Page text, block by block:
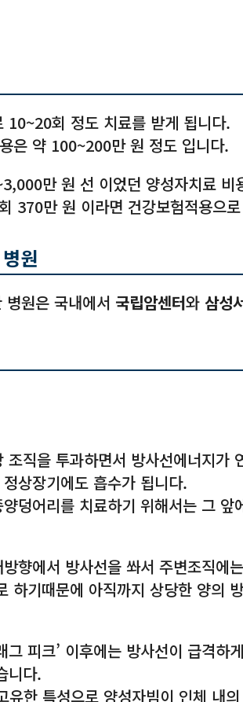
10~20회 정도 치료를 받게 됩니다.
은 약 100~200만 원 정도 입니다.
만 원 선 이었던 양성자치료
370만 원 이라면 건강보험적용으
원
원은 국내에서 국립암센터와 삼성
조직을 투과하면서 방사선에너지
상장기에도 흡수가 됩니다.
덩어리를 치료하기 위해서는 그
향에서 방사선을 쏴서 주변조직에
하기때문에 아직까지 상당한 양의
그 피크’ 이후에는 방사선이 급격
니다.
유한 특성으로 양성자빔이 인체 내